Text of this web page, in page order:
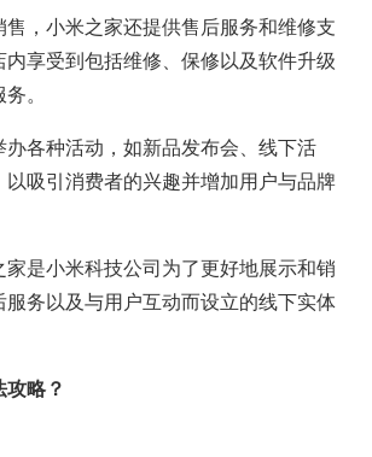
，小米之家还提供售后服务和维修支
享受到包括维修、保修以及软件升级
。
各种活动，如新品发布会、线下活
吸引消费者的兴趣并增加用户与品牌
是小米科技公司为了更好地展示和销
务以及与用户互动而设立的线下实体
略？